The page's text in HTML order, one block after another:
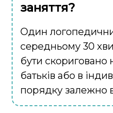
заняття?
Один
середньому 30
бути скориговано
батьків або в
порядку залежно